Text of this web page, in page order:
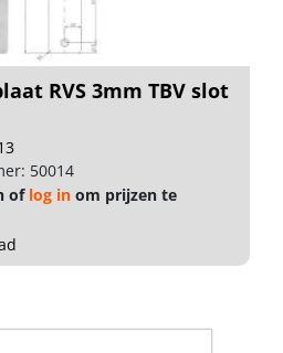
RVS 3mm TBV slot
50014
of log in om prijzen te